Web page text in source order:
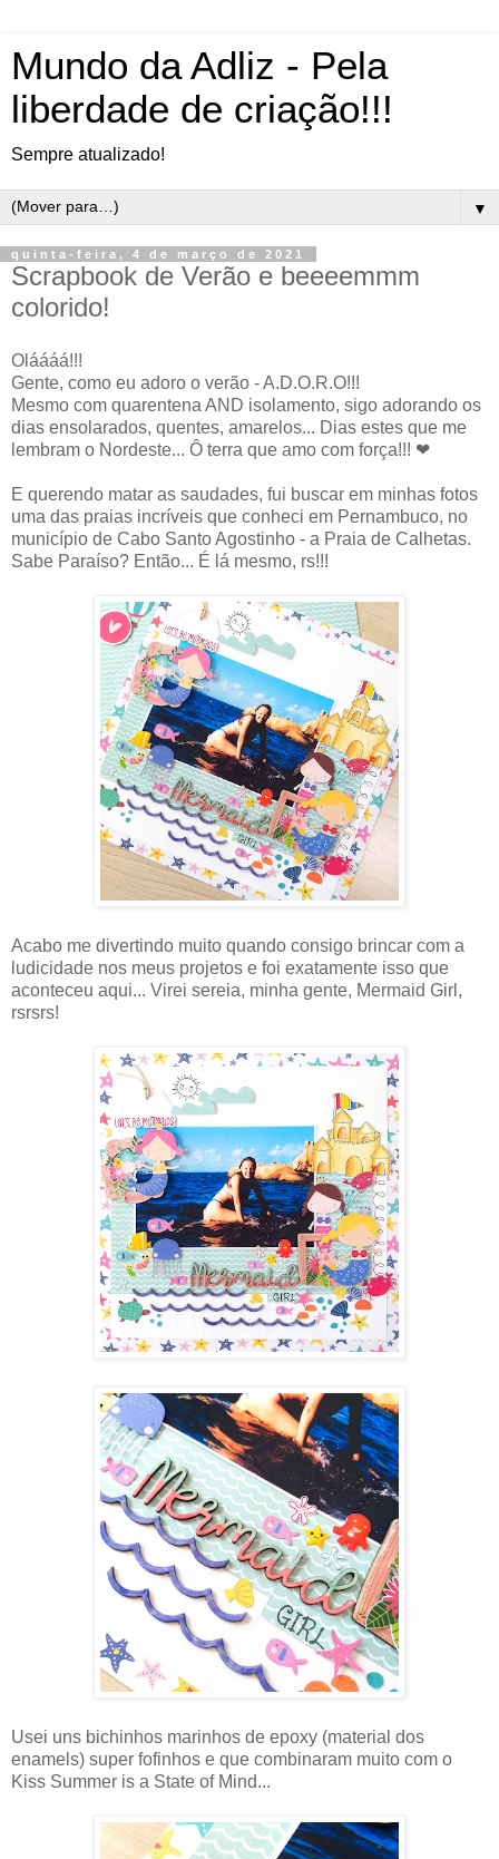
Mundo da Adliz - Pela
liberdade de criação!!!
Sempre atualizado!
▼
quinta-feira, 4 de março de 2021
Scrapbook de Verão e beeeemmm
colorido!
Oláááá!!!
Gente, como eu adoro o verão - A.D.O.R.O!!!
Mesmo com quarentena AND isolamento, sigo adorando os
dias ensolarados, quentes, amarelos... Dias estes que me
lembram o Nordeste... Ô terra que amo com força!!! ❤
E querendo matar as saudades, fui buscar em minhas fotos
uma das praias incríveis que conheci em Pernambuco, no
município de Cabo Santo Agostinho - a Praia de Calhetas.
Sabe Paraíso? Então... É lá mesmo, rs!!!
Acabo me divertindo muito quando consigo brincar com a
ludicidade nos meus projetos e foi exatamente isso que
aconteceu aqui... Virei sereia, minha gente, Mermaid Girl,
rsrsrs!
Usei uns bichinhos marinhos de epoxy (material dos
enamels) super fofinhos e que combinaram muito com o
Kiss Summer is a State of Mind...